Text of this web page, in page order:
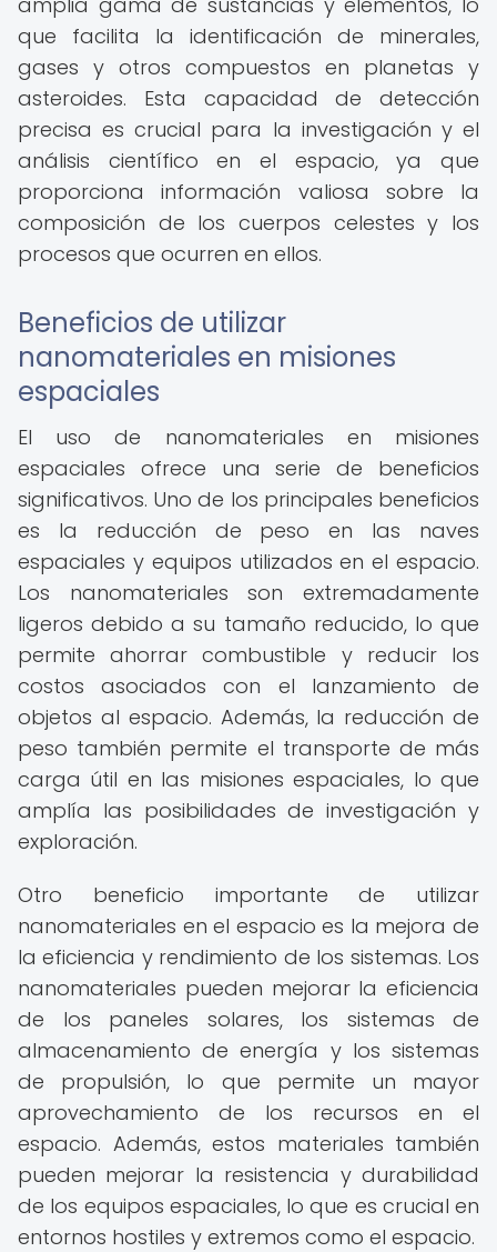
que facilita la identificación de minerales,
gases y otros compuestos en planetas y
asteroides. Esta capacidad de detección
precisa es crucial para la investigación y el
análisis científico en el espacio, ya que
proporciona información valiosa sobre la
composición de los cuerpos celestes y los
procesos que ocurren en ellos.
Beneficios de utilizar
nanomateriales en misiones
espaciales
El uso de nanomateriales en misiones
espaciales ofrece una serie de beneficios
significativos. Uno de los principales beneficios
es la reducción de peso en las naves
espaciales y equipos utilizados en el espacio.
Los nanomateriales son extremadamente
ligeros debido a su tamaño reducido, lo que
permite ahorrar combustible y reducir los
costos asociados con el lanzamiento de
objetos al espacio. Además, la reducción de
peso también permite el transporte de más
carga útil en las misiones espaciales, lo que
amplía las posibilidades de investigación y
exploración.
Otro beneficio importante de utilizar
nanomateriales en el espacio es la mejora de
la eficiencia y rendimiento de los sistemas. Los
nanomateriales pueden mejorar la eficiencia
de los paneles solares, los sistemas de
almacenamiento de energía y los sistemas
de propulsión, lo que permite un mayor
aprovechamiento de los recursos en el
espacio. Además, estos materiales también
pueden mejorar la resistencia y durabilidad
de los equipos espaciales, lo que es crucial en
entornos hostiles y extremos como el espacio.